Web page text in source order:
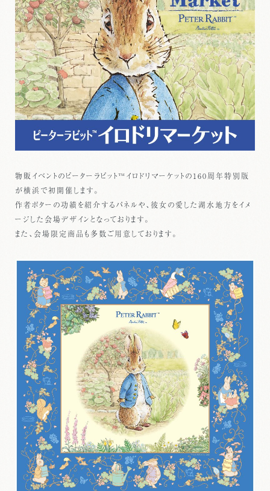
物販イベントのピーターラビット™イロドリマーケットの160周年特別版
が横浜で初開催します。
作者ポターの功績を紹介するパネルや、彼女の愛した湖水地方をイメ
ージした会場デザインとなっております。
また、会場限定商品も多数ご用意しております。